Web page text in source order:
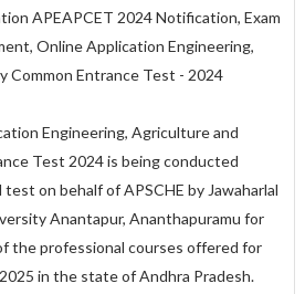
APEAPCET 2024 Notification, Exam
Online Application Engineering,
Common Entrance Test - 2024
Engineering, Agriculture and
Test 2024 is being conducted
on behalf of APSCHE by Jawaharlal
Anantapur, Ananthapuramu for
the professional courses offered for
in the state of Andhra Pradesh.